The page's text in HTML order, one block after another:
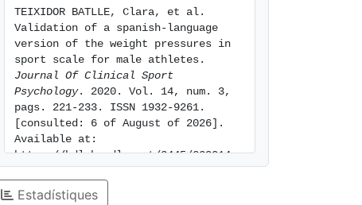
TEIXIDOR BATLLE, Clara, et al.
Validation of a spanish-language
version of the weight pressures in
Journal Of Clinical Sport
Psychology. 2020. Vol. 14, num. 3,
pags. 221-233. ISSN 1932-9261.
[consulted: 6 of August of 2026].
Available at:
https://hdl.handle.net/2445/229014
Estadístiques